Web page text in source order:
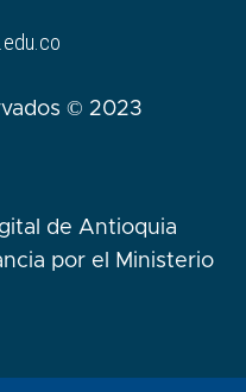
© 2023
de Antioquia
por el Ministerio